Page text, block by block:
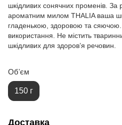
шкідливих сонячних променів. За
ароматним милом THALIA ваша
гладенькою, здоровою та
використання. Не містить
шкідливих для здоров’я речовин.
Обʼєм
150 г
Доставка